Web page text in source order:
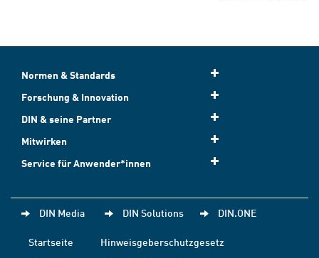
Normen & Standards
Forschung & Innovation
DIN & seine Partner
Mitwirken
Service für Anwender*innen
DIN Media DIN Solutions DIN.ONE
Startseite
Hinweisgeberschutzgesetz